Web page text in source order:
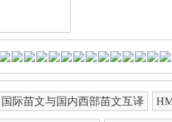
国际苗文与国内西部苗文互译